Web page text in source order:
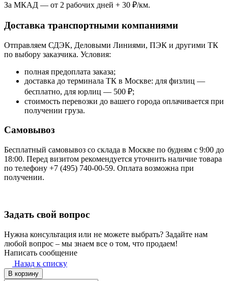
За МКАД — от 2 рабочих дней + 30 ₽/км.
Доставка транспортными компаниями
Отправляем СДЭК, Деловыми Линиями, ПЭК и другими ТК
по выбору заказчика. Условия:
полная предоплата заказа;
доставка до терминала ТК в Москве: для физлиц —
бесплатно, для юрлиц — 500 ₽;
стоимость перевозки до вашего города оплачивается при
получении груза.
Самовывоз
Бесплатный самовывоз со склада в Москве по будням с 9:00 до
18:00. Перед визитом рекомендуется уточнить наличие товара
по телефону +7 (495) 740-00-59. Оплата возможна при
получении.
Задать свой вопрос
Нужна консультация или не можете выбрать? Задайте нам
любой вопрос – мы знаем все о том, что продаем!
Написать сообщение
Назад к списку
В корзину